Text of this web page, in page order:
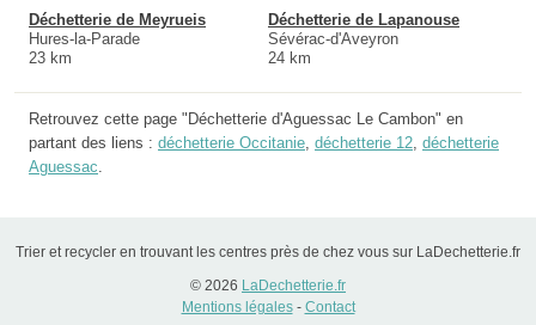
Déchetterie de Meyrueis
Hures-la-Parade
23 km
Déchetterie de Lapanouse
Sévérac-d'Aveyron
24 km
Retrouvez cette page "Déchetterie d'Aguessac Le Cambon" en
partant des liens : déchetterie Occitanie, déchetterie 12, déchetterie
Aguessac.
Trier et recycler en trouvant les centres près de chez vous sur LaDechetterie.fr
© 2026 LaDechetterie.fr
Mentions légales- Contact